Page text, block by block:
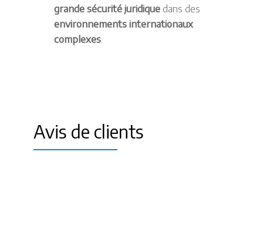
grande sécurité juridique dans des
environnements internationaux
complexes
Avis de clients